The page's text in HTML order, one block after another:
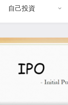
自己投資